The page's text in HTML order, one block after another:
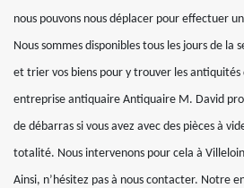
nous pouvons nous déplacer pour effectuer
Nous sommes disponibles tous les jours de la
et trier vos biens pour y trouver les antiquités
entreprise antiquaire Antiquaire M. David
de débarras si vous avez avec des pièces à
totalité. Nous intervenons pour cela à
Ainsi, n’hésitez pas à nous contacter. Notre